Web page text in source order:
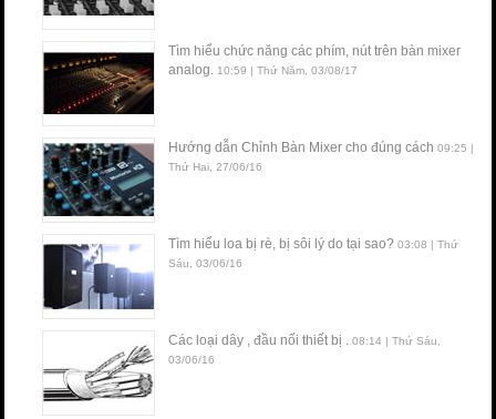
Tìm hiểu chức năng các phím, nút trên bàn mixer
analog. 10:59 | Thứ Năm, 03/08/17
Hướng dẫn Chỉnh Bàn Mixer cho đúng cách 09:25 |
Thứ Hai, 27/06/16
Tìm hiểu loa bị rè, bị sôi lý do tại sao? 03:08 | Thứ
Sáu, 03/06/16
Các loại dây , đầu nối thiết bị . 08:14 | Thứ Sáu,
03/06/16